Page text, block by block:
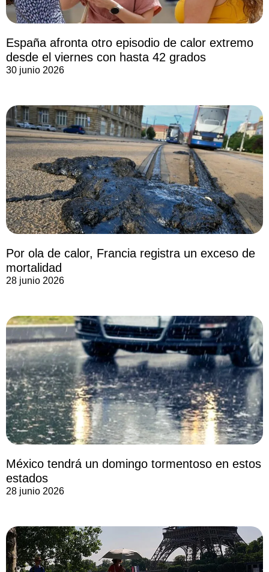
España afronta otro episodio de calor extremo
desde el viernes con hasta 42 grados
30 junio 2026
Por ola de calor, Francia registra un exceso de
mortalidad
28 junio 2026
México tendrá un domingo tormentoso en estos
estados
28 junio 2026